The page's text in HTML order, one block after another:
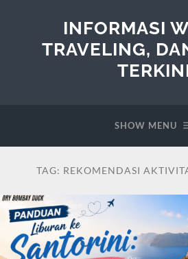
INFORMASI
TRAVELING,
SHOW MENU
TAG: REKOMENDASI